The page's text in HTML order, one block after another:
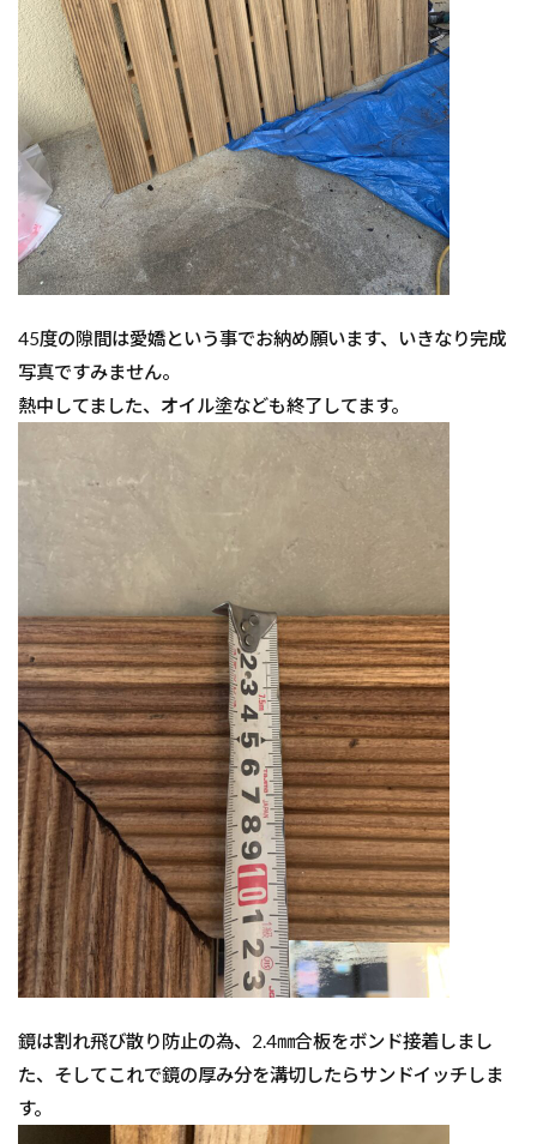
45度の隙間は愛嬌という事でお納め願います、いきなり完成
写真ですみません。
熱中してました、オイル塗なども終了してます。
鏡は割れ飛び散り防止の為、2.4㎜合板をボンド接着しまし
た、そしてこれで鏡の厚み分を溝切したらサンドイッチしま
す。